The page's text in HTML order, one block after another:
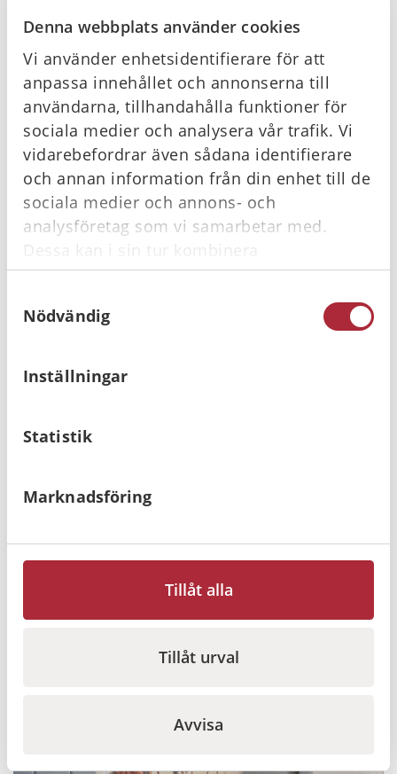
Denna webbplats använder cookies
Vi använder enhetsidentifierare för att
anpassa innehållet och annonserna till
användarna, tillhandahålla funktioner för
sociala medier och analysera vår trafik. Vi
vidarebefordrar även sådana identifierare
och annan information från din enhet till de
sociala medier och annons- och
analysföretag som vi samarbetar med.
Dessa kan i sin tur kombinera
informationen med annan information som
samlat in när du har använt deras tjänster.
Nödvändig
Inställningar
Statistik
Marknadsföring
Tillåt alla
Tillåt urval
Avvisa
Nu kommer nya HLR riktlinjer - här är
förändringarna du behöver känna till
Första hjälpen och HLR-riktlinjer 2026 är presenterade! Ta
Läs mer
hjärtstartare?
mindre än ett paket smör. Är det ens möjligt? Ja, det är det
och nu har du möjlighet att ta med dig din hjärtstartare på